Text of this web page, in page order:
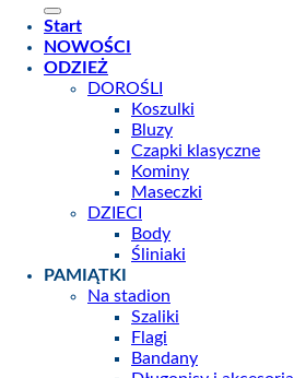
Start
NOWOŚCI
ODZIEŻ
DOROŚLI
Koszulki
Bluzy
Czapki klasyczne
Kominy
Maseczki
DZIECI
Body
Śliniaki
PAMIĄTKI
Na stadion
Szaliki
Flagi
Bandany